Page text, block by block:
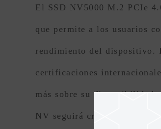
El SSD NV5000 M.2 PCIe
que permite a los usuarios
rendimiento del dispositivo.
certificaciones
más sobre su
NV seguirá creciendo con